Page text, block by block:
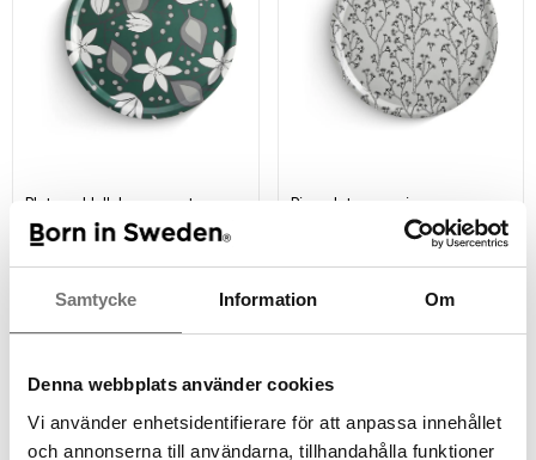
Samtycke Information Om
Denna webbplats använder cookies
Vi använder enhetsidentifierare för att anpassa innehållet
och annonserna till användarna, tillhandahålla funktioner
Plateau Helleborus vert
499 kr
Pine plateaux gris